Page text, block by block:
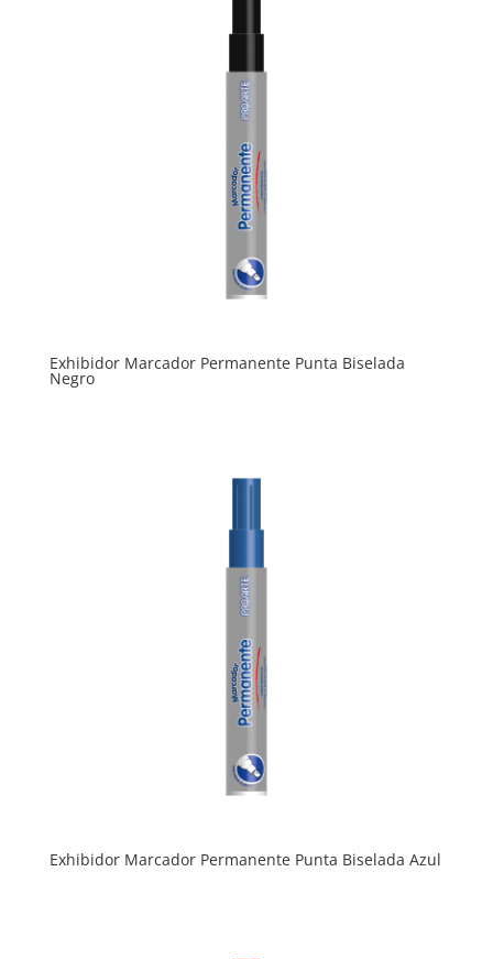
Exhibidor Marcador Permanente Punta Biselada
Negro
Exhibidor Marcador Permanente Punta Biselada Azul